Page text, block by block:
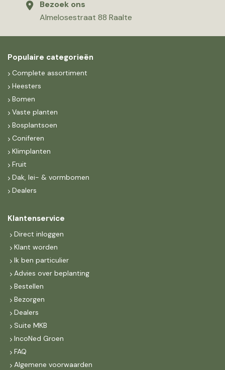
Bezoek ons
Almelosestraat 88 Raalte
Populaire categorieën
Complete assortiment
Heesters
Bomen
Vaste planten
Bosplantsoen
Coniferen
Klimplanten
Fruit
Dak, lei- & vormbomen
Dealers
Klantenservice
Direct inloggen
Klant worden
Ik ben particulier
Advies over beplanting
Bestellen
Bezorgen
Dealers
Suite MKB
IncoNed Groen
FAQ
Algemene voorwaarden